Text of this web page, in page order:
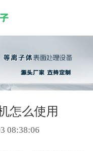
怎么使用
08:38:06